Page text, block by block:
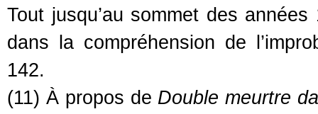
Tout jusqu’au sommet des
dans la compréhension de
142.
(11) À propos de Double meurtre